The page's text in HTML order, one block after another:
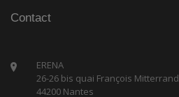
Contact
ERENA
26-26 bis quai François Mitterrand
44200 Nantes